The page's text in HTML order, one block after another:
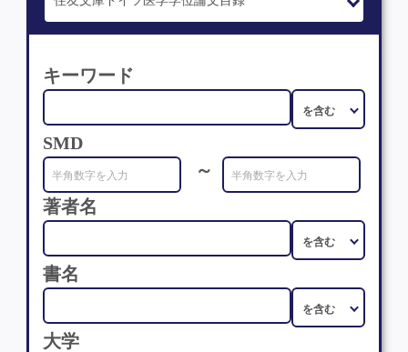
キーワード
SMD
～
著者名
書名
大学